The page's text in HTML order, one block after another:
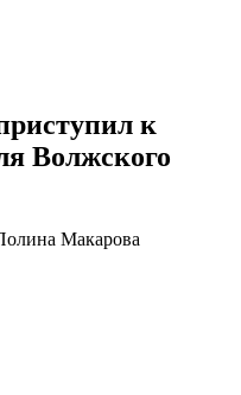
к
Волжского
Макарова